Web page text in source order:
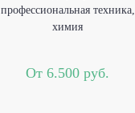
профессиональная техника,
химия
От 6.500 руб.